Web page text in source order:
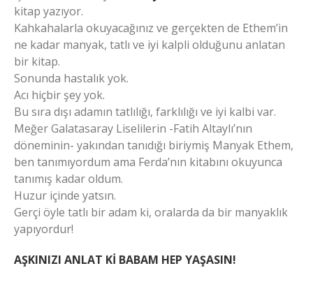
kitap yazıyor.
Kahkahalarla okuyacağınız ve gerçekten de Ethem’in
ne kadar manyak, tatlı ve iyi kalpli olduğunu anlatan
bir kitap.
Sonunda hastalık yok.
Acı hiçbir şey yok.
Bu sıra dışı adamın tatlılığı, farklılığı ve iyi kalbi var.
Meğer Galatasaray Liselilerin -Fatih Altaylı’nın
döneminin- yakından tanıdığı biriymiş Manyak Ethem,
ben tanımıyordum ama Ferda’nın kitabını okuyunca
tanımış kadar oldum.
Huzur içinde yatsın.
Gerçi öyle tatlı bir adam ki, oralarda da bir manyaklık
yapıyordur!
AŞKINIZI ANLAT Kİ BABAM HEP YAŞASIN!